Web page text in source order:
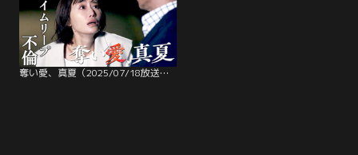
奪い愛、真夏（2025/07/18放送分）第01話